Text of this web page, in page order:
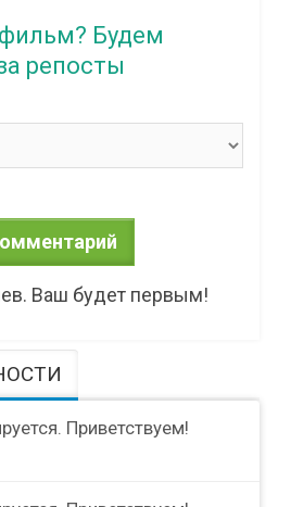
Будем
репосты
Ваш будет первым!
Приветствуем!